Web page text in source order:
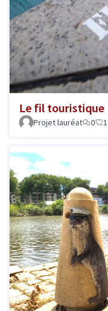
Le fil touristique
Projet lauréat 0 1